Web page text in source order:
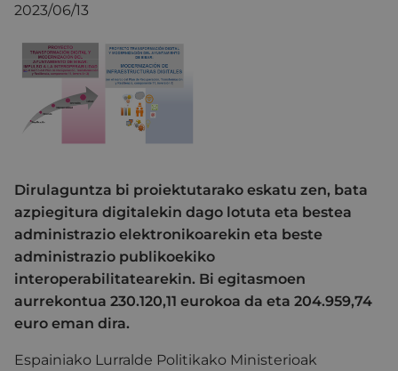
2023/06/13
Dirulaguntza bi proiektutarako eskatu zen, bata
azpiegitura digitalekin dago lotuta eta bestea
administrazio elektronikoarekin eta beste
administrazio publikoekiko
interoperabilitatearekin. Bi egitasmoen
aurrekontua 230.120,11 eurokoa da eta 204.959,74
euro eman dira.
Espainiako Lurralde Politikako Ministerioak